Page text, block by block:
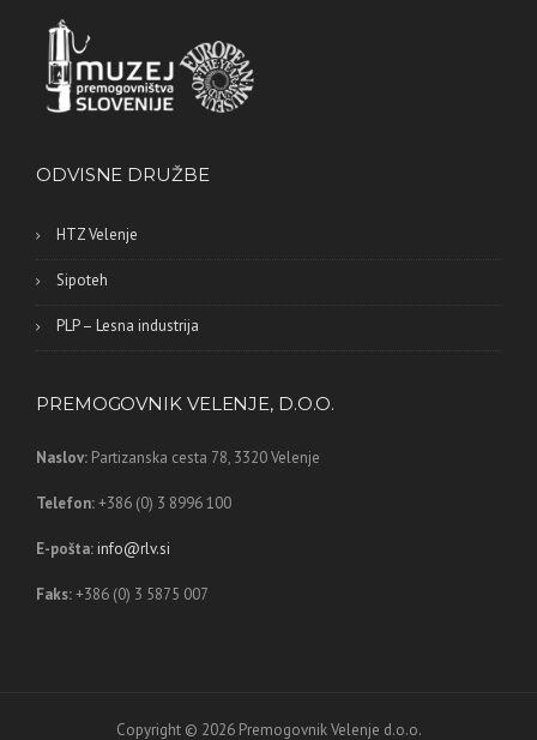
ODVISNE DRUŽBE
HTZ Velenje
Sipoteh
PLP – Lesna industrija
PREMOGOVNIK VELENJE, D.O.O.
Naslov: Partizanska cesta 78, 3320 Velenje
Telefon:+386 (0) 3 8996 100
E-pošta: info@rlv.si
Faks:+386 (0) 3 5875 007
Copyright © 2026 Premogovnik Velenje d.o.o.